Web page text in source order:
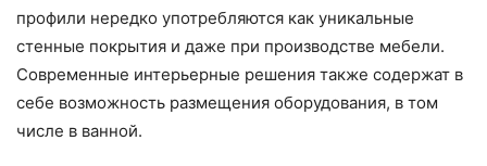
профили нередко употребляются как уникальные
стенные покрытия и даже при производстве мебели.
Современные интерьерные решения также содержат в
себе возможность размещения оборудования, в том
числе в ванной.